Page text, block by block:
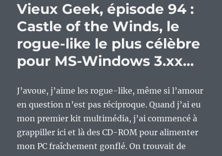
Vieux Geek, épisode 94 :
Castle of the Winds, le
rogue-like le plus célèbre
pour MS-Windows 3.xx…
J’avoue, j’aime les rogue-like, même si l’amour
en question n’est pas réciproque. Quand j’ai eu
mon premier kit multimédia, j’ai commencé à
grappiller ici et là des CD-ROM pour alimenter
mon PC fraîchement gonflé. On trouvait de